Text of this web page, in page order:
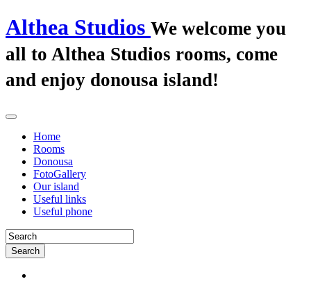
Althea Studios We welcome you
all to Althea Studios rooms, come
and enjoy donousa island!
Home
Rooms
Donousa
FotoGallery
Our island
Useful links
Useful phone